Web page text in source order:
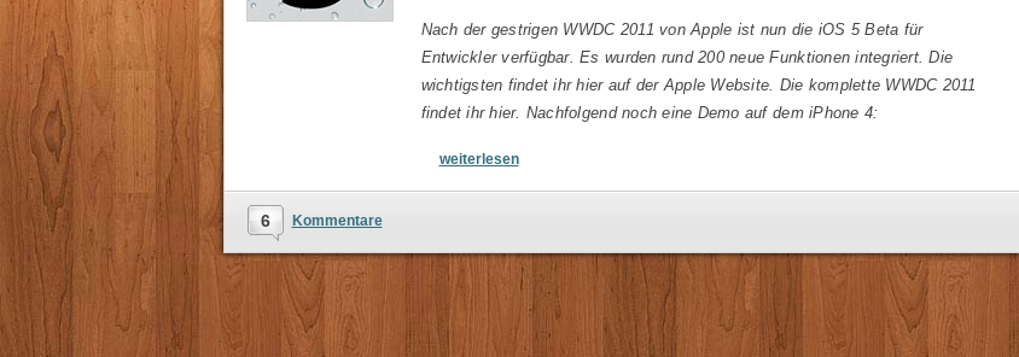
Nach der gestrigen WWDC 2011 von Apple ist nun die iOS 5 Beta für
Entwickler verfügbar. Es wurden rund 200 neue Funktionen integriert. Die
wichtigsten findet ihr hier auf der Apple Website. Die komplette WWDC 2011
findet ihr hier. Nachfolgend noch eine Demo auf dem iPhone 4:
weiterlesen
6 Kommentare